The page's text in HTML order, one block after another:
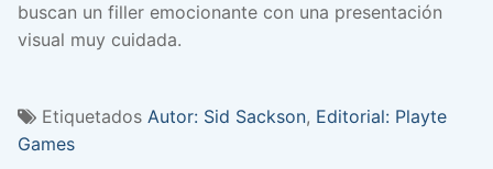
buscan un filler emocionante con una presentación
visual muy cuidada.
Etiquetados Autor: Sid Sackson, Editorial: Playte
Games